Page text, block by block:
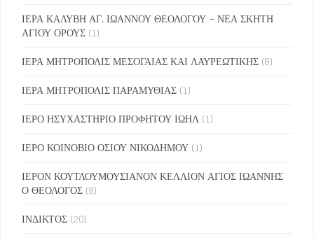
ΙΕΡΑ ΚΑΛΥΒΗ ΑΓ. ΙΩΑΝΝΟΥ ΘΕΟΛΟΓΟΥ – ΝΕΑ ΣΚΗΤΗ
ΑΓΙΟΥ ΟΡΟΥΣ (1)
ΙΕΡΑ ΜΗΤΡΟΠΟΛΙΣ ΜΕΣΟΓΑΙΑΣ ΚΑΙ ΛΑΥΡΕΩΤΙΚΗΣ (8)
ΙΕΡΑ ΜΗΤΡΟΠΟΛΙΣ ΠΑΡΑΜΥΘΙΑΣ (1)
ΙΕΡΟ ΗΣΥΧΑΣΤΗΡΙΟ ΠΡΟΦΗΤΟΥ ΙΩΗΛ (1)
ΙΕΡΟ ΚΟΙΝΟΒΙΟ ΟΣΙΟΥ ΝΙΚΟΔΗΜΟΥ (1)
ΙΕΡΟΝ ΚΟΥΤΛΟΥΜΟΥΣΙΑΝΟΝ ΚΕΛΛΙΟΝ ΑΓΙΟΣ ΙΩΑΝΝΗΣ
Ο ΘΕΟΛΟΓΟΣ (8)
ΙΝΔΙΚΤΟΣ (20)